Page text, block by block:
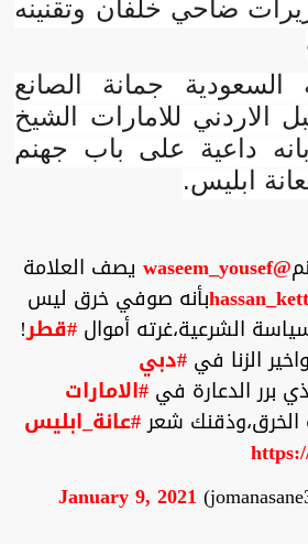
ضاحي خلفان وتقنينه
السعودية جمانة الصانع
الاردني للامارات الشيخ
داعية على باب جهنم
ابليس.
@waseem_yousef
يصف العلامة
بأنه صوفي خرق ليس
الشرعية،غرته أموال#قطر!
الزنا في#دبي
برر الدعارة في#الامارات
الخرق،وذقنك شعر#عانة_ابليس
January 9, 2021